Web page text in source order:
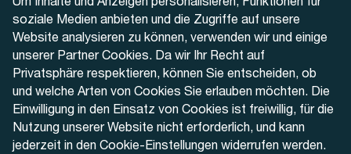
soziale Medien anbieten und die Zugriffe auf unsere
Website analysieren zu können, verwenden wir und einige
unserer Partner Cookies. Da wir Ihr Recht auf
Privatsphäre respektieren, können Sie entscheiden, ob
und welche Arten von Cookies Sie erlauben möchten. Die
Einwilligung in den Einsatz von Cookies ist freiwillig, für die
Nutzung unserer Website nicht erforderlich, und kann
jederzeit in den Cookie-Einstellungen widerrufen werden.
Kontaktformular
Aktuell